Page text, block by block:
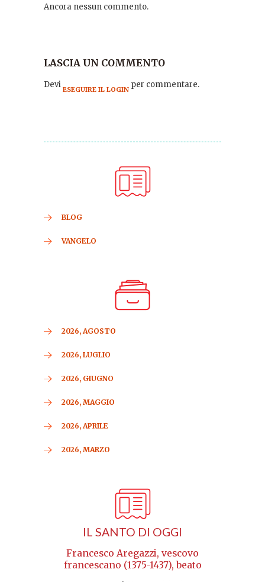
Ancora nessun commento.
LASCIA UN COMMENTO
Devi ESEGUIRE IL LOGIN per commentare.
BLOG
VANGELO
2026, AGOSTO
2026, LUGLIO
2026, GIUGNO
2026, MAGGIO
2026, APRILE
2026, MARZO
IL SANTO DI OGGI
Francesco Aregazzi, vescovo
francescano (1375-1437), beato